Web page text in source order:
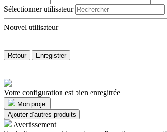
Sélectionner utilisateur
Nouvel utilisateur
Retour Enregistrer
Votre configuration est bien enregitrée
Mon projet
Ajouter d’autres produits
Avertissement